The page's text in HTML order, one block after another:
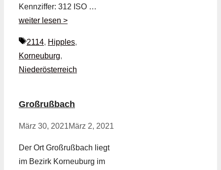
Kennziffer: 312 ISO …
weiter lesen >
Schlagwörter
2114, Hipples,
Korneuburg,
Niederösterreich
Großrußbach
März 30, 2021März 2, 2021
Der Ort Großrußbach liegt
im Bezirk Korneuburg im